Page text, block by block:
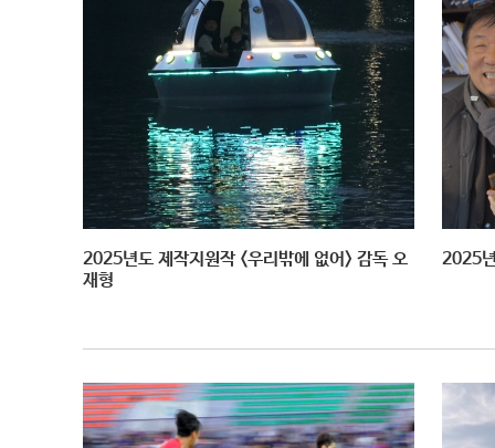
2025년도 제작지원작 <우리밖에 없어> 감독 오
재형
2025